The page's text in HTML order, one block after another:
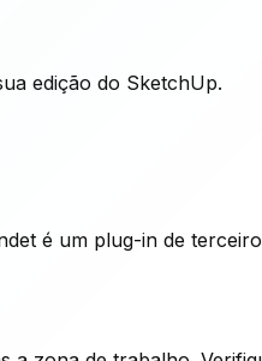
edição do SketchUp.
é um plug-in de